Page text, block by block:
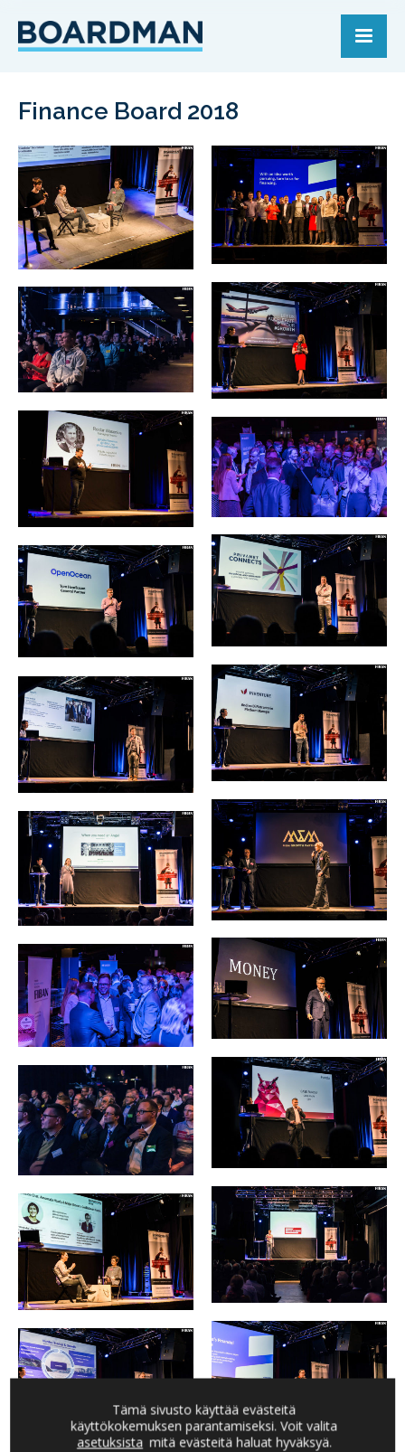
Finance Board 2018
Tämä sivusto käyttää evästeitä
käyttökokemuksen parantamiseksi. Voit valita
asetuksista mitä evästeitä haluat hyväksyä.